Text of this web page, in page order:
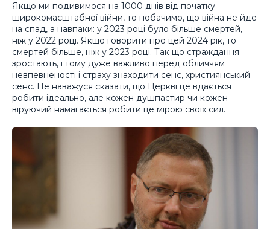
Якщо ми подивимося на 1000 днів від початку
широкомасштабної війни, то побачимо, що війна не йде
на спад, а навпаки: у 2023 році було більше смертей,
ніж у 2022 році. Якщо говорити про цей 2024 рік, то
смертей більше, ніж у 2023 році. Так що страждання
зростають, і тому дуже важливо перед обличчям
невпевненості і страху знаходити сенс, християнський
сенс. Не наважуся сказати, що Церкві це вдається
робити ідеально, але кожен душпастир чи кожен
віруючий намагається робити це мірою своїх сил.